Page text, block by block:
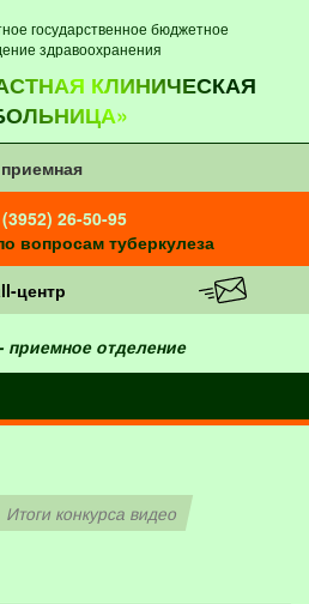
государственное бюджетное
здравоохранения
КЛИНИЧЕСКАЯ
26-50-95
вопросам туберкулеза
центр
отделение
Итоги конкурса видео